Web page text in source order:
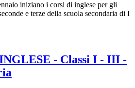
iniziano i corsi di inglese per gli
e terze della scuola secondaria di I
- Classi I - III -